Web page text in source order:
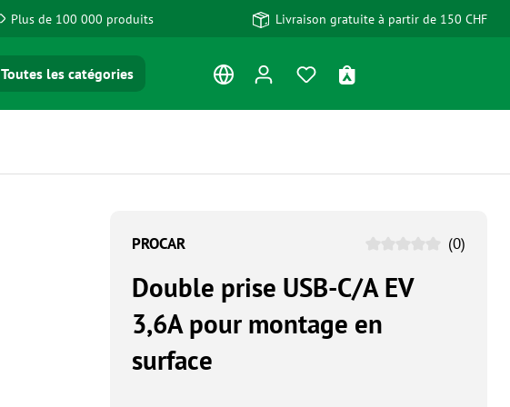
Plus de 100 000 produits Livraison gratuite à partir de 150 CHF
Vous avez 0 articles dans
Toutes les catégories
PROCAR (0)
Double prise USB-C/A EV
3,6A pour montage en
surface